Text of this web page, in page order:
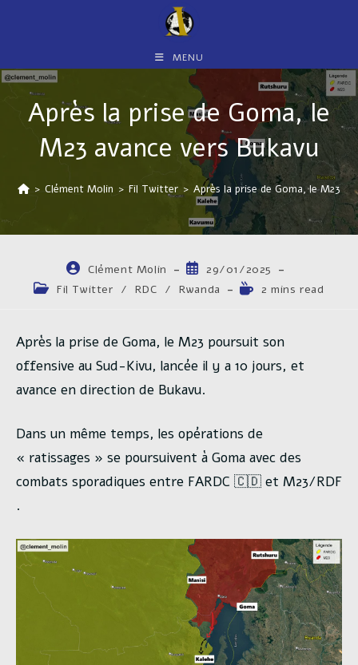
MENU
Après la prise de Goma, le
M23 avance vers Bukavu
> Clément Molin > Fil Twitter > Après la prise de Goma, le M23
Auteur/autrice
de
la
Clément Molin
Publication
publiée :
29/01/2025
PostFil Twitter / RDC / Rwanda
Temps2 mins read
Après la prise de Goma, le M23 poursuit son
offensive au Sud-Kivu, lancée il y a 10 jours, et
avance en direction de Bukavu.
Dans un même temps, les opérations de
« ratissages » se poursuivent à Goma avec des
combats sporadiques entre FARDC 🇨🇩 et M23/RDF
.